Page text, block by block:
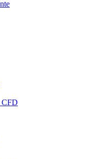
CFD